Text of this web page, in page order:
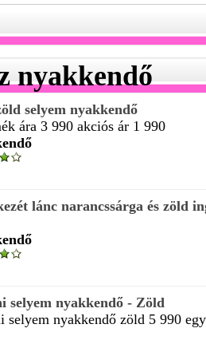
nyakkendő
selyem nyakkendő
ára 3 990 akciós ár 1 990
lánc narancssárga és zöld
selyem nyakkendő - Zöld
selyem nyakkendő zöld 5 990